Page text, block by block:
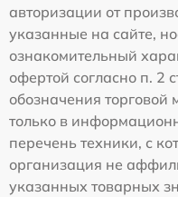
авторизации от
указанные на сайте,
ознакомительный
офертой согласно п. 2
обозначения
только в
перечень техники, с
организация не
указанных товарных